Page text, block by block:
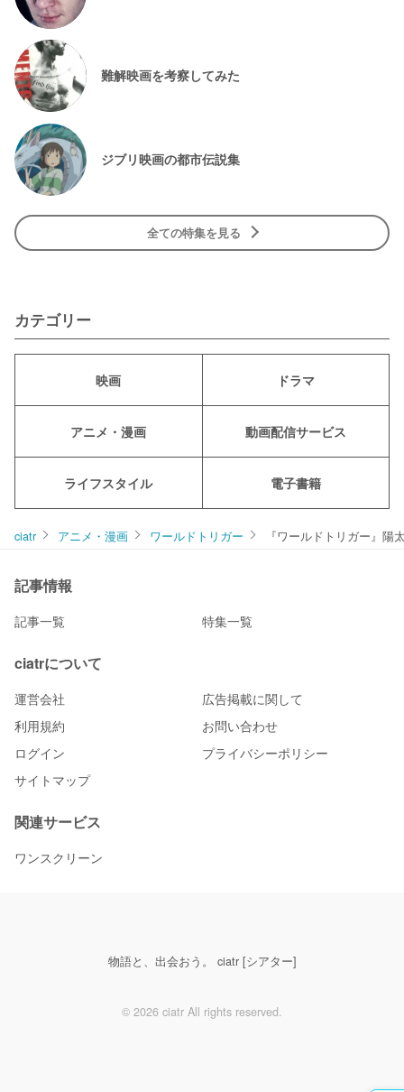
難解映画を考察してみた
ジブリ映画の都市伝説集
全ての特集を見る
カテゴリー
映画 ドラマ
アニメ・漫画 動画配信サービス
ライフスタイル 電子書籍
ciatr アニメ・漫画 ワールドトリガー 『ワールドトリガー』
記事情報
記事一覧 特集一覧
ciatrについて
運営会社
広告掲載に関して
利用規約
お問い合わせ
ログイン
プライバシーポリシー
サイトマップ
関連サービス
ワンスクリーン
物語と、出会おう。 ciatr [シアター]
© 2026 ciatr All rights reserved.